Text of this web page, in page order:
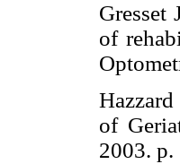
Gresset
of
of
2003.